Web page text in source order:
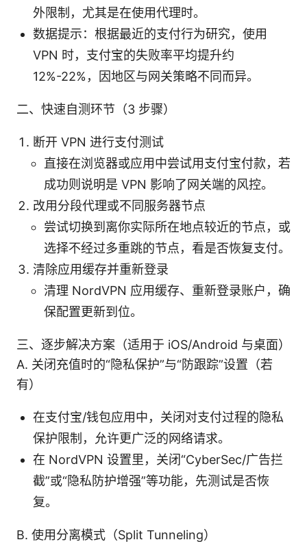
外限制，尤其是在使用代理时。
数据提示：根据最近的支付行为研究，使用
VPN 时，支付宝的失败率平均提升约
12%-22%，因地区与网关策略不同而异。
二、快速自测环节（3 步骤）
断开 VPN 进行支付测试
直接在浏览器或应用中尝试用支付宝付款，若
成功则说明是 VPN 影响了网关端的风控。
改用分段代理或不同服务器节点
尝试切换到离你实际所在地点较近的节点，或
选择不经过多重跳的节点，看是否恢复支付。
清除应用缓存并重新登录
清理 NordVPN 应用缓存、重新登录账户，确
保配置更新到位。
三、逐步解决方案（适用于 iOS/Android 与桌面）
A. 关闭充值时的“隐私保护”与“防跟踪”设置（若
有）
在支付宝/钱包应用中，关闭对支付过程的隐私
保护限制，允许更广泛的网络请求。
在 NordVPN 设置里，关闭“CyberSec/广告拦
截”或“隐私防护增强”等功能，先测试是否恢
复。
B. 使用分离模式（Split Tunneling）